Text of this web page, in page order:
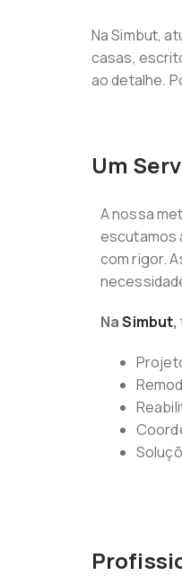
Na Simbut,
casas,
ao detalhe.
Um
A nossa
escutamos
com rigor.
NaSimbut,